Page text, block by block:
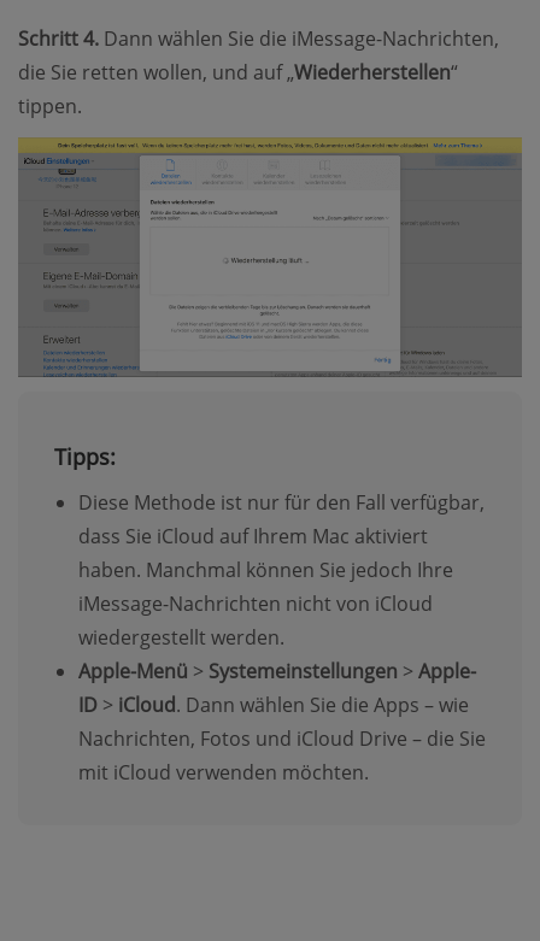
Schritt 4. Dann wählen Sie die iMessage-Nachrichten,
die Sie retten wollen, und auf „Wiederherstellen“
tippen.
Tipps:
Diese Methode ist nur für den Fall verfügbar,
dass Sie iCloud auf Ihrem Mac aktiviert
haben. Manchmal können Sie jedoch Ihre
iMessage-Nachrichten nicht von iCloud
wiedergestellt werden.
Apple-Menü > Systemeinstellungen > Apple-
ID > iCloud. Dann wählen Sie die Apps – wie
Nachrichten, Fotos und iCloud Drive – die Sie
mit iCloud verwenden möchten.